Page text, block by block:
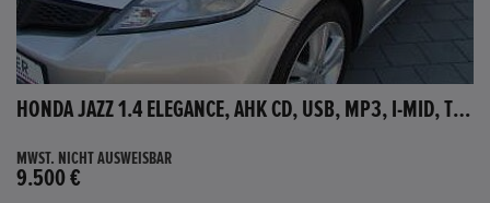
HONDA JAZZ 1.4 ELEGANCE, AHK CD, USB, MP3, I-MID, TEMPOMAT, AUX-IN
MWST. NICHT AUSWEISBAR
9.500 €